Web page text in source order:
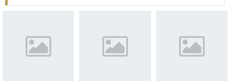
Tìm kiếm liên quan trên GG
thay chân sạc Realme 6 Pro giá rẻ